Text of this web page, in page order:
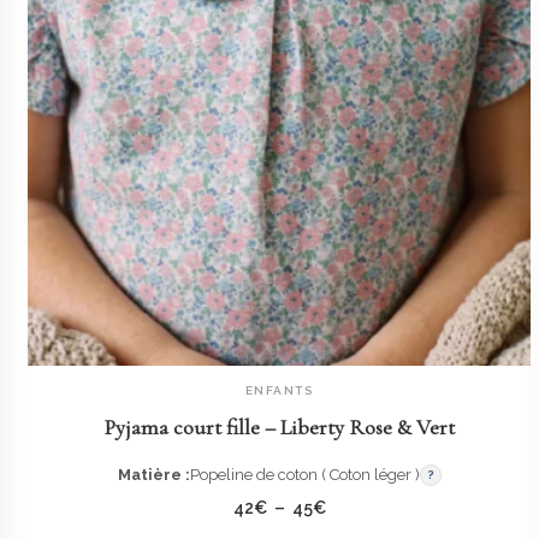
AJOUTER AU PANIER
ENFANTS
Pyjama court fille – Liberty Rose & Vert
Matière :Popeline de coton ( Coton léger ) ?
42€ – 45€Plage